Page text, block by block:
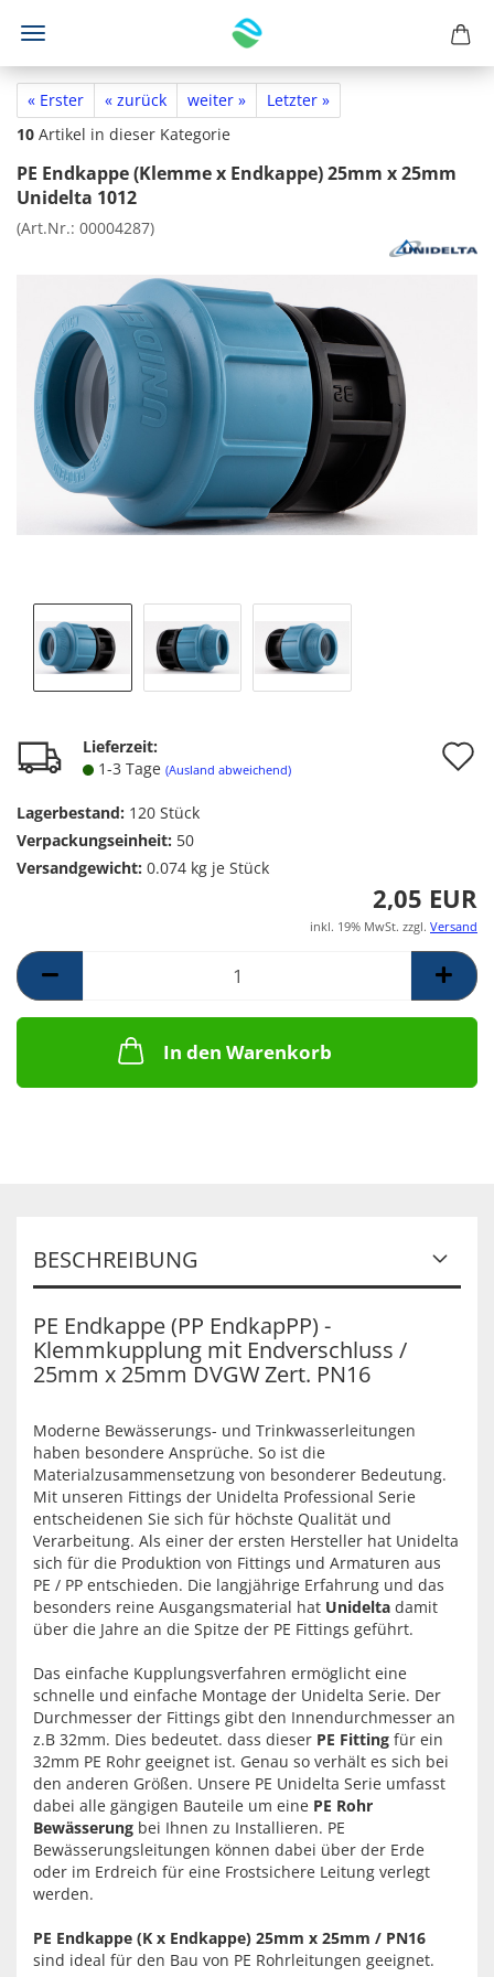
« Erster « zurück weiter »
Letzter »
10 Artikel in dieser Kategorie
PE Endkappe (Klemme x Endkappe) 25mm x 25mm
Unidelta 1012
(Art.Nr.: 00004287)
Lieferzeit:
1-3 Tage (Ausland abweichend)
Lagerbestand: 120 Stück
Verpackungseinheit: 50
Versandgewicht: 0.074 kg je Stück
2,05 EUR
inkl. 19% MwSt. zzgl. Versand
In den Warenkorb
BESCHREIBUNG
PE Endkappe (PP EndkapPP) -
Klemmkupplung mit Endverschluss /
25mm x 25mm DVGW Zert. PN16
Moderne Bewässerungs- und Trinkwasserleitungen
haben besondere Ansprüche. So ist die
Materialzusammensetzung von besonderer Bedeutung.
Mit unseren Fittings der Unidelta Professional Serie
entscheidenen Sie sich für höchste Qualität und
Verarbeitung. Als einer der ersten Hersteller hat Unidelta
sich für die Produktion von Fittings und Armaturen aus
PE / PP entschieden. Die langjährige Erfahrung und das
besonders reine Ausgangsmaterial hat Unidelta damit
über die Jahre an die Spitze der PE Fittings geführt.
Das einfache Kupplungsverfahren ermöglicht eine
schnelle und einfache Montage der Unidelta Serie. Der
Durchmesser der Fittings gibt den Innendurchmesser an
z.B 32mm. Dies bedeutet. dass dieser PE Fitting für ein
32mm PE Rohr geeignet ist. Genau so verhält es sich bei
den anderen Größen. Unsere PE Unidelta Serie umfasst
dabei alle gängigen Bauteile um eine PE Rohr
Bewässerung bei Ihnen zu Installieren. PE
Bewässerungsleitungen können dabei über der Erde
oder im Erdreich für eine Frostsichere Leitung verlegt
werden.
PE Endkappe (K x Endkappe) 25mm x 25mm / PN16
sind ideal für den Bau von PE Rohrleitungen geeignet.